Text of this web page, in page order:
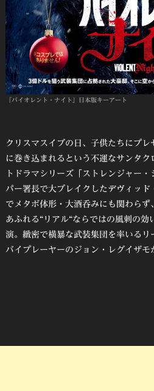
『バイオレント・ナイト』日本版キーアート
クリスマスイブの日、子供たちにプ
に巻き込まれるという不運なサンタク
トドラマシリーズ「ストレンジャー
パー署長で大ブレイクした デヴィッド
でメタボ体形・大酒呑みにも関わら
あふれる“リアル“ならではの風刺の
演。緻密で横暴な武装集団を率いるリ
バイプレーヤーのジョン・レグイザモ